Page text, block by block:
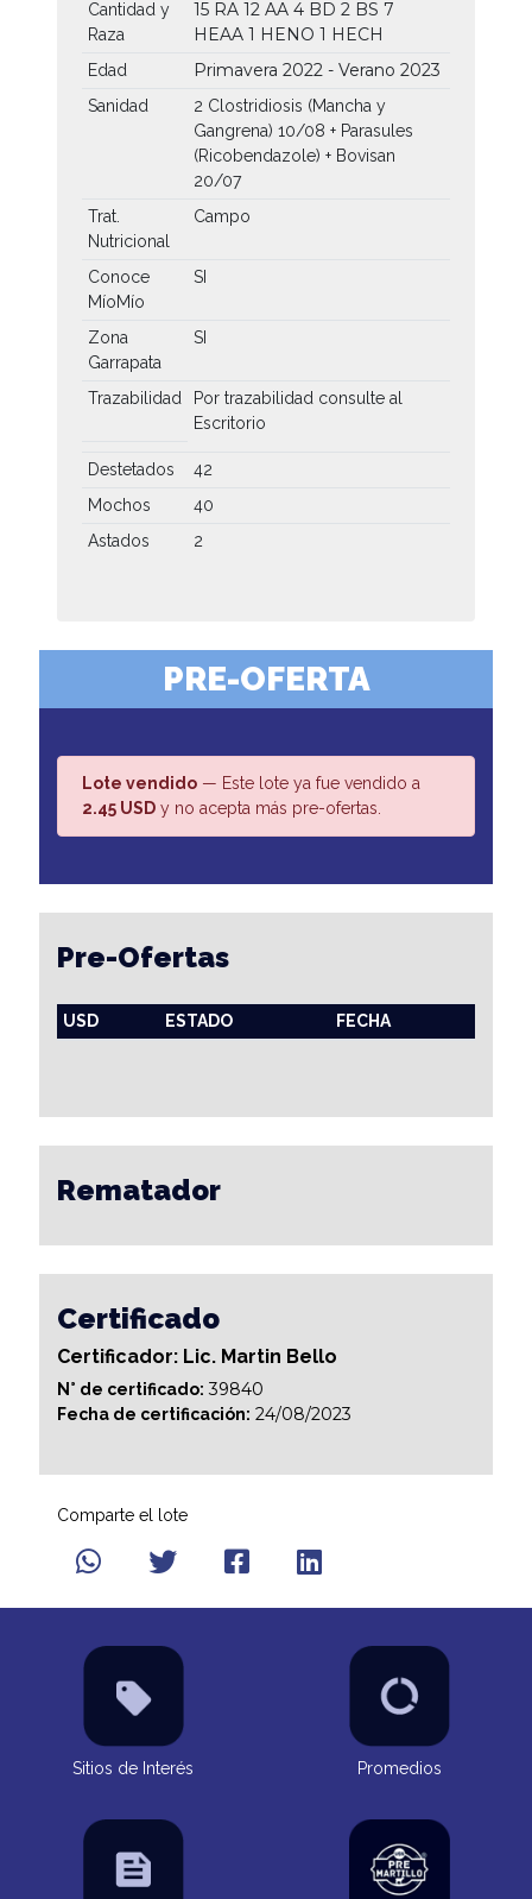
Cantidad y
Raza
15 RA 12 AA 4 BD 2 BS 7
HEAA 1 HENO 1 HECH
Edad Primavera 2022 - Verano 2023
Sanidad
2 Clostridiosis (Mancha y
Gangrena) 10/08 + Parasules
(Ricobendazole) + Bovisan
20/07
Trat.
Nutricional
Campo
Conoce
MíoMío
SI
Zona
Garrapata
SI
Trazabilidad
Por trazabilidad consulte al
Escritorio
Destetados
42
Mochos
40
Astados
2
PRE-OFERTA
Lote vendido — Este lote ya fue vendido a
2.45 USD y no acepta más pre-ofertas.
Pre-Ofertas
USD ESTADO FECHA
Rematador
Certificado
Certificador: Lic. Martin Bello
N° de certificado: 39840
Fecha de certificación: 24/08/2023
Comparte el lote
Sitios de Interés Promedios